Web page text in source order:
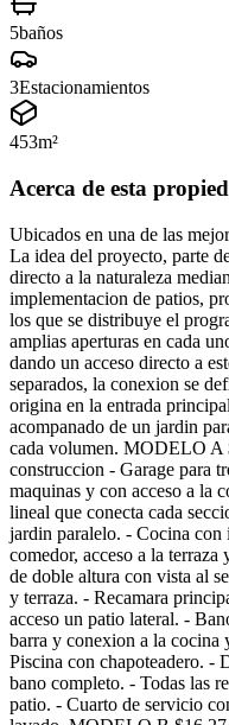
5baños
3Estacionamientos
453m²
Acerca de esta
Ubicados en una de las
La idea del proyecto, parte
directo a la naturaleza
implementacion de patios,
los que se distribuye el
amplias aperturas en cada
dando un acceso directo a
separados, la conexion se
origina en la entrada
acompanado de un jardin
cada volumen. MODELO A
construccion - Garage para
maquinas y con acceso a la
lineal que conecta cada
jardin paralelo. - Cocina con
comedor, acceso a la
de doble altura con vista al
y terraza. - Recamara
acceso un patio lateral. -
barra y conexion a la cocina
Piscina con chapoteadero. -
bano completo. - Todas las
patio. - Cuarto de servicio